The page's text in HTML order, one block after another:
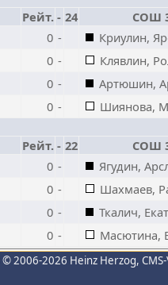
Рейт. - 24
СОШ
0 -
Криулин,
0 -
Клявлин,
0 -
Артюшин,
0 -
Шиянова,
Рейт. - 22
СОШ
0 -
Ягудин,
0 -
Шахмаев,
0 -
Ткалич,
0 - Масютина,
© 2006-2026 Heinz Herzog,